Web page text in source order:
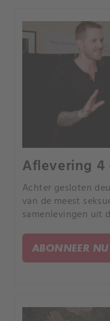
Aflevering 4
Achter gesloten
van de meest
samenlevingen uit
Dan ontdekt wat de
vibrator was.
ABONNEER NU